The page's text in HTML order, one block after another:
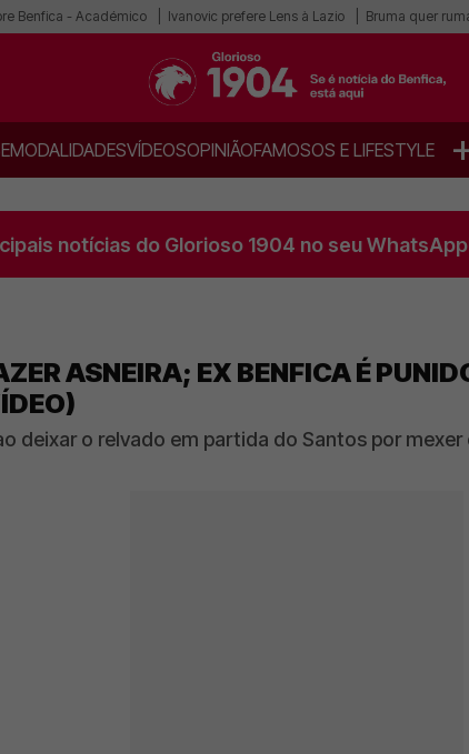
Benfica - Académico Ivanovic prefere Lens à Lazio Bruma quer
MODALIDADESVÍDEOSOPINIÃOFAMOSOS E LIFESTYLE
notícias do Glorioso 1904 no seu
ASNEIRA; EX BENFICA É
deixar o relvado em partida do Santos por